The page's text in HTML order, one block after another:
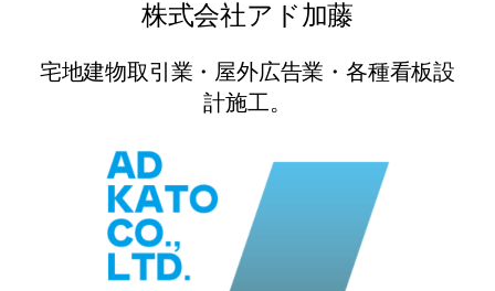
株式会社アド加藤
宅地建物取引業・屋外広告業・各種看板設
計施工。